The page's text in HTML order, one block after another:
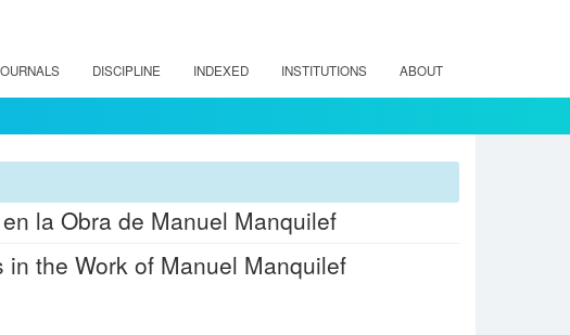
DISCIPLINE INDEXED INSTITUTIONS ABOUT
la Obra de Manuel Manquilef
the Work of Manuel Manquilef